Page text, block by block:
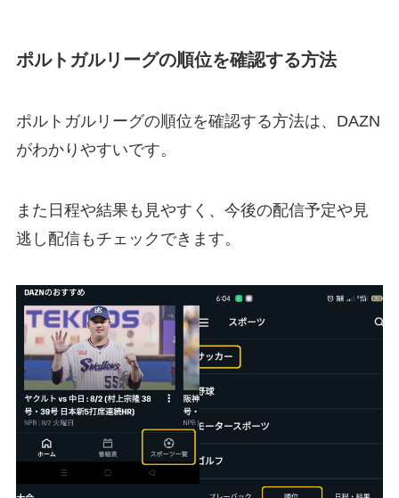
ポルトガルリーグの順位を確認する方法
ポルトガルリーグの順位を確認する方法は、DAZN
がわかりやすいです。
また日程や結果も見やすく、今後の配信予定や見
逃し配信もチェックできます。